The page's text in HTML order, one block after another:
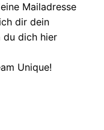
Mailadresse
dir dein
du dich hier
Unique!